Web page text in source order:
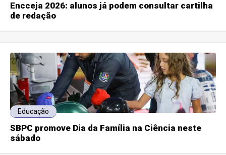
Encceja 2026: alunos já podem consultar cartilha
de redação
Educação
SBPC promove Dia da Família na Ciência neste
sábado